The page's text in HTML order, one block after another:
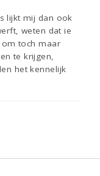
lijkt mij dan ook
weten dat ie
toch maar
te krijgen,
het kennelijk